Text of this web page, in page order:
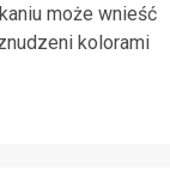
może wnieść
kolorami